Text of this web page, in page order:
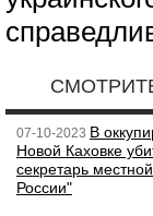
07-10-2023 В
Новой Каховке
секретарь
России"